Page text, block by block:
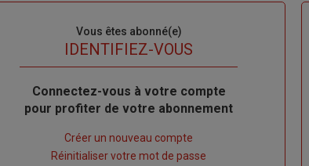
Vous êtes abonné(e)
IDENTIFIEZ-VOUS
Body
Connectez-vous à votre compte
pour profiter de votre abonnement
Créer un nouveau compte
Réinitialiser votre mot de passe